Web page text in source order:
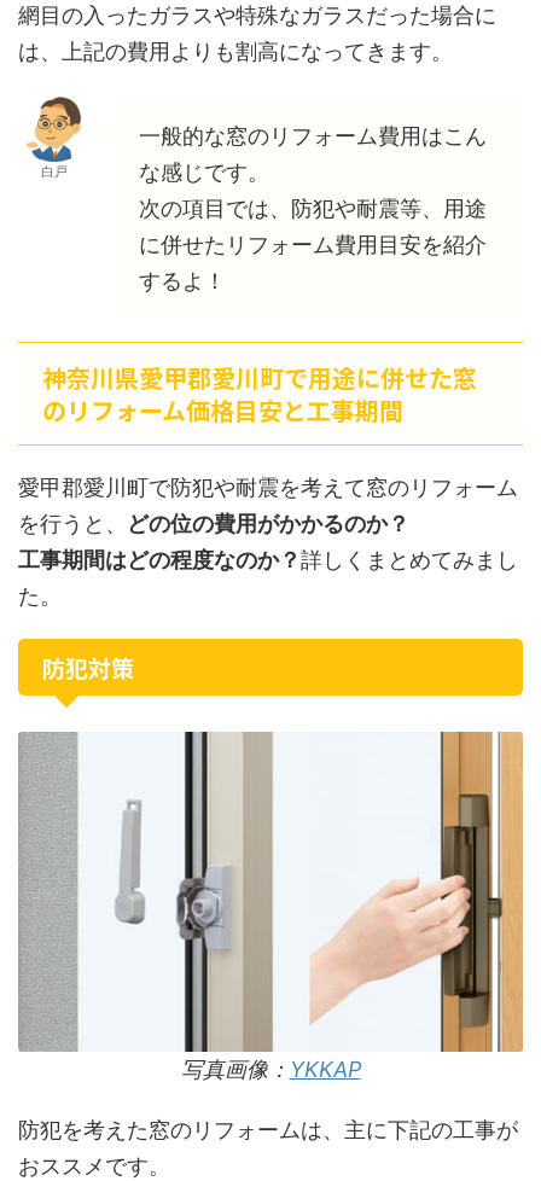
網目の入ったガラスや特殊なガラスだった場合に
は、上記の費用よりも割高になってきます。
白戸
一般的な窓のリフォーム費用はこん
な感じです。
次の項目では、防犯や耐震等、用途
に併せたリフォーム費用目安を紹介
するよ！
神奈川県愛甲郡愛川町で用途に併せた窓
のリフォーム価格目安と工事期間
愛甲郡愛川町で防犯や耐震を考えて窓のリフォーム
を行うと、
どの位の費用がかかるのか？
工事期間はどの程度なのか？詳しくまとめてみまし
た。
防犯対策
写真画像： YKKAP
防犯を考えた窓のリフォームは、主に下記の工事が
おススメです。